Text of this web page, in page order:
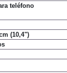
teléfono
(10,4")